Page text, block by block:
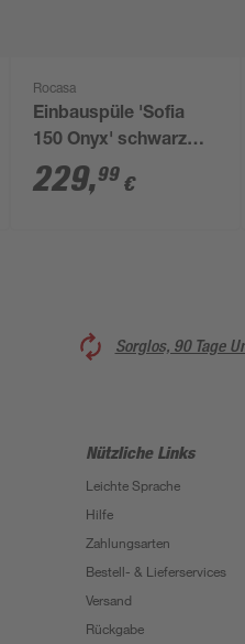
Rocasa
Einbauspüle 'Sofia
150 Onyx' schwarz
1000 x 500 mm
229,99 €
Sorglos, 90 Tage
Nützliche Links
Leichte Sprache
Hilfe
Zahlungsarten
Bestell- & Lieferservices
Versand
Rückgabe